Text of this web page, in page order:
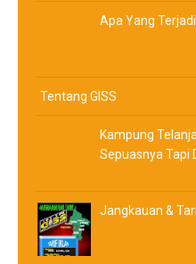
Apa Yang
Tentang GISS
Kampung
Sepuasnya Tapi
Jangkauan &